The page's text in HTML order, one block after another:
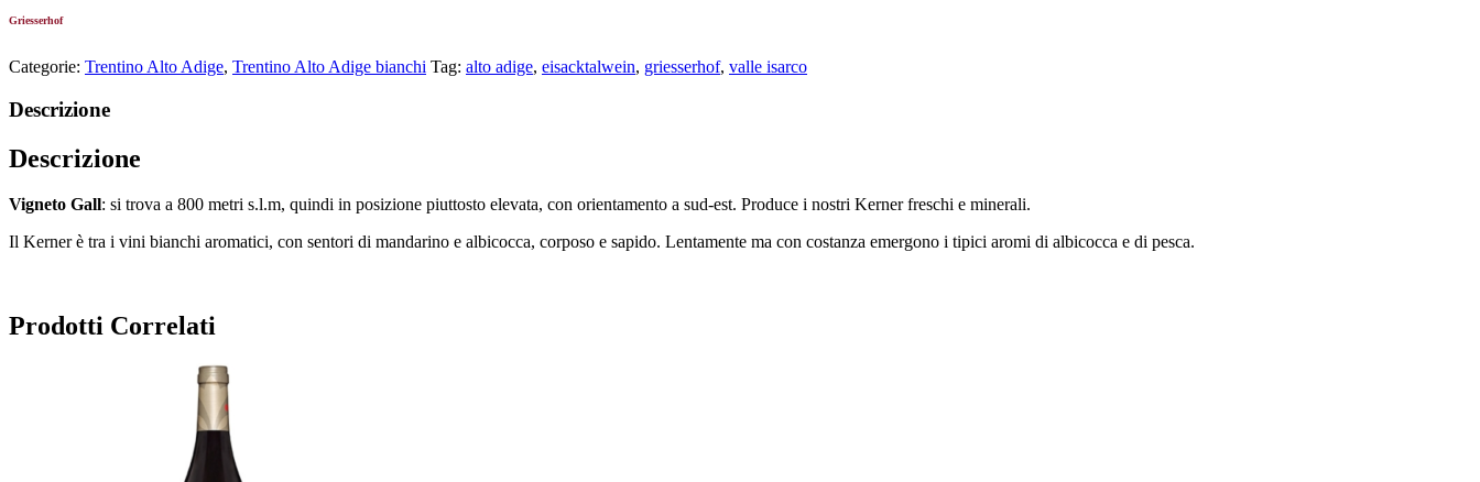
Griesserhof
Categorie: Trentino Alto Adige, Trentino Alto Adige bianchi Tag: alto adige, eisacktalwein, griesserhof, valle isarco
Descrizione
Descrizione
Vigneto Gall: si trova a 800 metri s.l.m, quindi in posizione piuttosto elevata, con orientamento a sud-est. Produce i nostri Kerner freschi e minerali.
Il Kerner è tra i vini bianchi aromatici, con sentori di mandarino e albicocca, corposo e sapido. Lentamente ma con costanza emergono i tipici aromi di albicocca e di pesca.
Prodotti Correlati